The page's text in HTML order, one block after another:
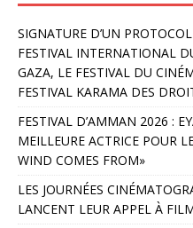
SIGNATURE D’UN
FESTIVAL INTERNATIONAL
GAZA, LE FESTIVAL DU
FESTIVAL KARAMA DES
FESTIVAL D’AMMAN 2026 :
MEILLEURE ACTRICE POUR
WIND COMES FROM»
LES JOURNÉES
LANCENT LEUR APPEL À